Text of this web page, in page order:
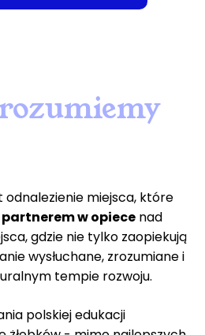
odnalezienie miejsca, które
w opiece nad
gdzie nie tylko zaopiekują
wysłuchane, zrozumiane i
tempie rozwoju.
polskiej edukacji